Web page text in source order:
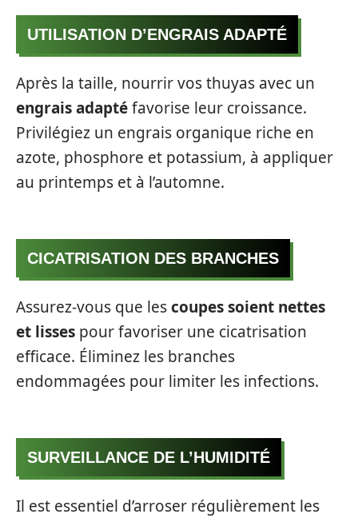
UTILISATION D’ENGRAIS ADAPTÉ
Après la taille, nourrir vos thuyas avec un
engrais adaptéfavorise leur croissance.
Privilégiez un engrais organique riche en
azote, phosphore et potassium, à appliquer
au printemps et à l’automne.
CICATRISATION DES BRANCHES
Assurez-vous que lescoupes soient nettes
et lisses pour favoriser une cicatrisation
efficace. Éliminez les branches
endommagées pour limiter les infections.
SURVEILLANCE DE L’HUMIDITÉ
Il est essentiel d’arroser régulièrement les